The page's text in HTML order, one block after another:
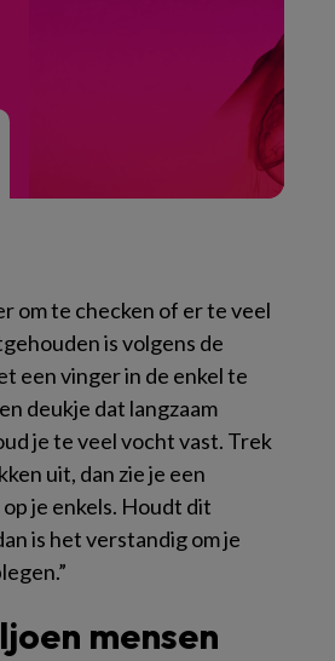
om te checken of er te veel
is volgens de
een vinger in de enkel te
deukje dat langzaam
je te veel vocht vast. Trek
uit, dan zie je een
je enkels. Houdt dit
is het verstandig om je
mensen